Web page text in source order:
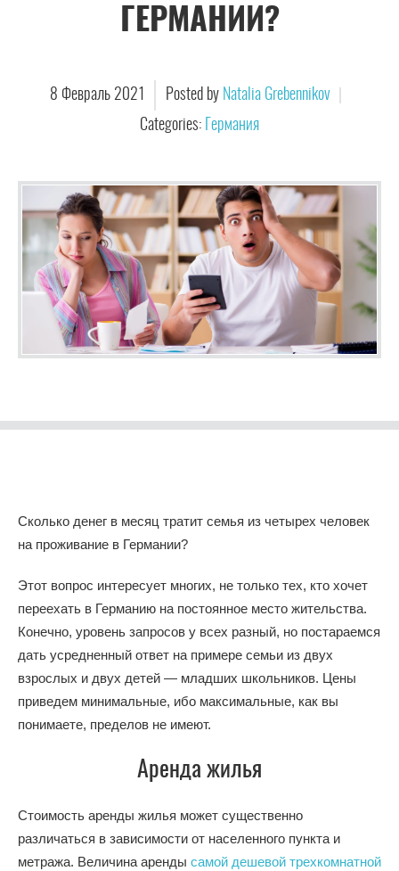
ГЕРМАНИИ?
8 Февраль 2021 Posted by Natalia Grebennikov
Categories:
Германия
Сколько денег в месяц тратит семья из четырех человек
на проживание в Германии?
Этот вопрос интересует многих, не только тех, кто хочет
переехать в Германию на постоянное место жительства.
Конечно, уровень запросов у всех разный, но постараемся
дать усредненный ответ на примере семьи из двух
взрослых и двух детей — младших школьников. Цены
приведем минимальные, ибо максимальные, как вы
понимаете, пределов не имеют.
Аренда жилья
Стоимость аренды жилья может существенно
различаться в зависимости от населенного пункта и
метража. Величина аренды самой дешевой трехкомнатной